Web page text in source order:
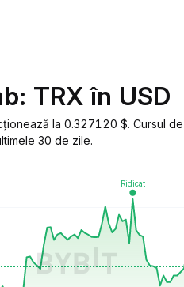
TRX în USD
la 0.327120 $. Cursul
30 de zile.